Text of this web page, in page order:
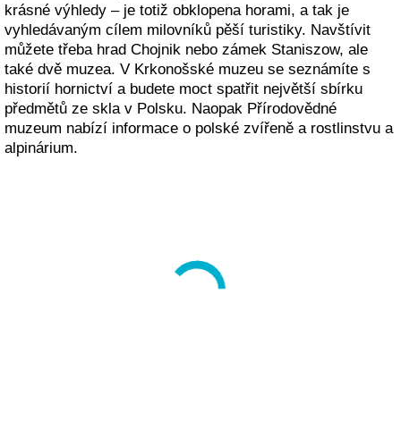
krásné výhledy – je totiž obklopena horami, a tak je
vyhledávaným cílem milovníků pěší turistiky. Navštívit
můžete třeba hrad Chojnik nebo zámek Staniszow, ale
také dvě muzea. V Krkonošské muzeu se seznámíte s
historií hornictví a budete moct spatřit největší sbírku
předmětů ze skla v Polsku. Naopak Přírodovědné
muzeum nabízí informace o polské zvířeně a rostlinstvu a
alpinárium.